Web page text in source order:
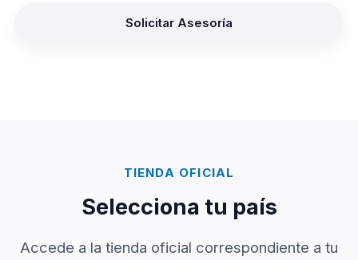
Solicitar Asesoría
TIENDA OFICIAL
Selecciona tu país
Accede a la tienda oficial correspondiente a tu